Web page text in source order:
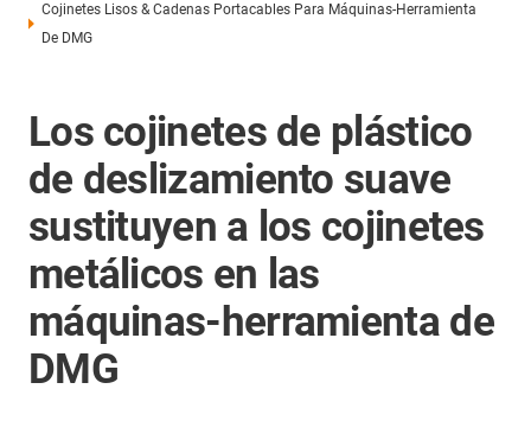
Cojinetes Lisos & Cadenas Portacables Para Máquinas-Herramienta
De DMG
Los cojinetes de plástico
de deslizamiento suave
sustituyen a los cojinetes
metálicos en las
máquinas-herramienta de
DMG